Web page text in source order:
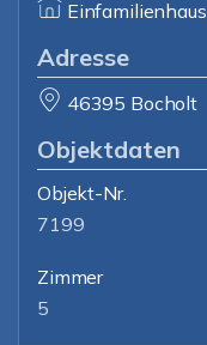
Einfamilienhaus
Adresse
46395 Bocholt
Objektdaten
Objekt-Nr.
7199
Zimmer
5